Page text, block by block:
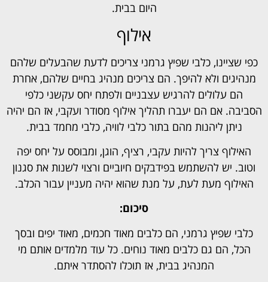
היום בבית.
אילוף
כפי שציינו, כלבי שפיץ גרמני צריכים לדעת שהבעלים שלהם
מנהיגים ולא להיפך. הם צריכים מנהיג בחיים שלהם, אחרת
הם עלולים להרגיש עצבניים ולפתח יחס עקשני כלפי
הסביבה. אם הם יעברו תהליך אילוף מסודר ועקבי, אז הם יהיה
ניתן ליהנות מהם בתור כלבי לוויה, כלבי מחמד בבית.
האילוף צריך להיות עקבי, רציף, הוגן, ומבוסס על יחס יפה
וטוב. יש להשתמש בפידבקים חיוביים ורצוי לשנות את סגנון
האילוף מעת לעת, על מנת שהוא יהיה מעניין עבור הכלב.
סיכום:
כלבי שפיץ גרמני, הם כלבים מאוד חכמים, מאוד יפים ובסך
הכל, הם גם כלבים מאוד נוחים. כל עוד מלמדים אותם מי
המנהיג בבית, אז תוכלו להסתדר איתם.